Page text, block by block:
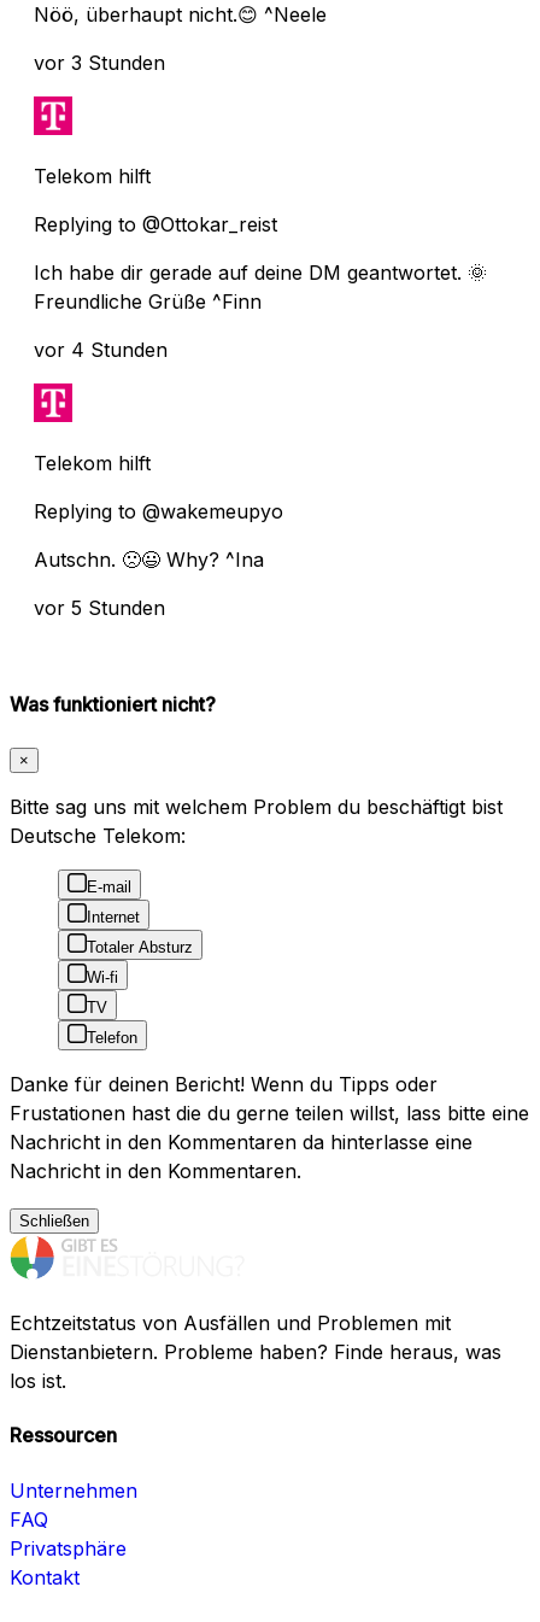
Nöö, überhaupt nicht.😊 ^Neele
vor 3 Stunden
Telekom hilft
Replying to @Ottokar_reist
Ich habe dir gerade auf deine DM geantwortet. 🌞
Freundliche Grüße ^Finn
vor 4 Stunden
Telekom hilft
Replying to @wakemeupyo
Autschn. 🙁😃 Why? ^Ina
vor 5 Stunden
Was funktioniert nicht?
×
Bitte sag uns mit welchem Problem du beschäftigt bist
Deutsche Telekom:
E-mail
Internet
Totaler Absturz
Wi-fi
TV
Telefon
Danke für deinen Bericht! Wenn du Tipps oder
Frustationen hast die du gerne teilen willst, lass bitte eine
Nachricht in den Kommentaren da hinterlasse eine
Nachricht in den Kommentaren.
Schließen
Echtzeitstatus von Ausfällen und Problemen mit
Dienstanbietern. Probleme haben? Finde heraus, was
los ist.
Ressourcen
Unternehmen
FAQ
Privatsphäre
Kontakt